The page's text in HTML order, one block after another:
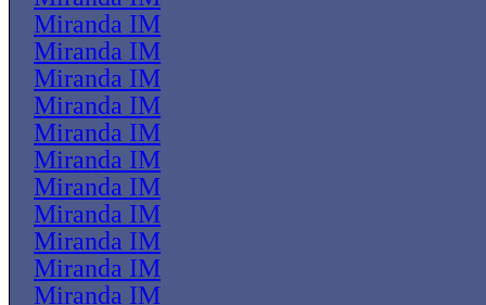
Miranda IM
Miranda IM
Miranda IM
Miranda IM
Miranda IM
Miranda IM
Miranda IM
Miranda IM
Miranda IM
Miranda IM
Miranda IM